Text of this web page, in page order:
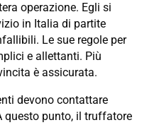
operazione. Egli si
in Italia di partite
Le sue regole per
e allettanti. Più
è assicurata.
devono contattare
questo punto, il truffatore